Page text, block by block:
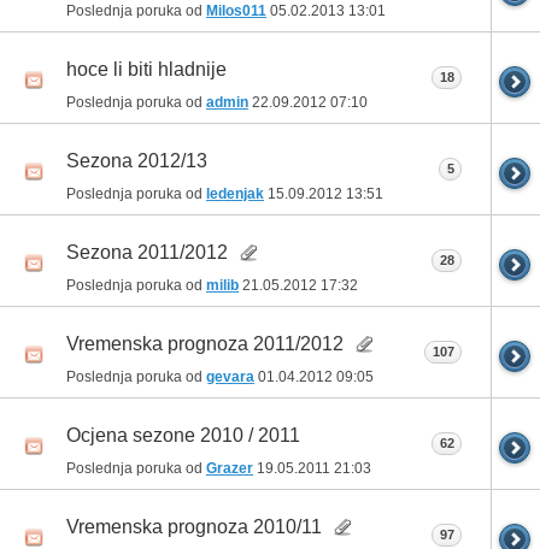
Poslednja poruka od Milos011 05.02.2013 13:01
hoce li biti hladnije
Poslednja poruka od admin 22.09.2012 07:10
18
Sezona 2012/13
Poslednja poruka od ledenjak 15.09.2012 13:51
5
Sezona 2011/2012
Poslednja poruka od milib 21.05.2012 17:32
28
Vremenska prognoza 2011/2012
Poslednja poruka od gevara 01.04.2012 09:05
107
Ocjena sezone 2010 / 2011
Poslednja poruka od Grazer 19.05.2011 21:03
62
Vremenska prognoza 2010/11 97